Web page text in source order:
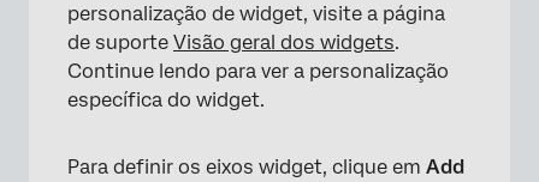
personalização de widget, visite a página
de suporte Visão geral dos widgets.
Continue lendo para ver a personalização
específica do widget.
Para definir os eixos widget, clique em Add